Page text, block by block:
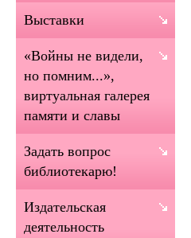
Выставки
«Войны не видели,
но помним...»,
виртуальная галерея
памяти и славы
Задать вопрос
библиотекарю!
Издательская
деятельность